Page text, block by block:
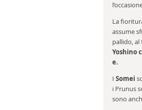
La
assume
pallido,
Yoshino
e.
I Somei
i Prunus
sono